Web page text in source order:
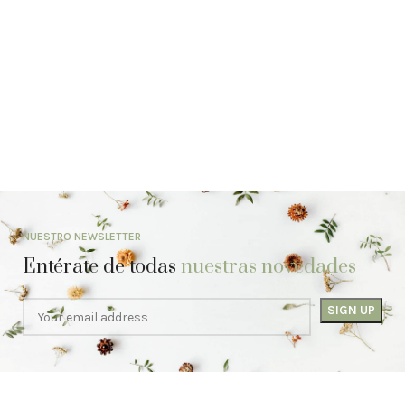
NUESTRO NEWSLETTER
Entérate de todasnuestras novedades